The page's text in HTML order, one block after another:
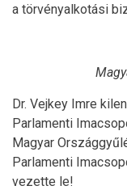
a törvényalkotási
Dr. Vejkey Imre
Parlamenti
Magyar
Parlamenti
vezette le!